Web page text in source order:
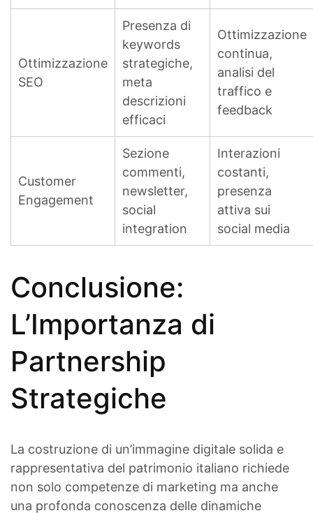
Ottimizzazione
SEO
Presenza di
keywords
strategiche,
meta
descrizioni
efficaci
Ottimizzazione
continua,
analisi del
traffico e
feedback
Customer
Engagement
Sezione
commenti,
newsletter,
social
integration
Interazioni
costanti,
presenza
attiva sui
social media
Conclusione:
L’Importanza di
Partnership
Strategiche
La costruzione di un’immagine digitale solida e
rappresentativa del patrimonio italiano richiede
non solo competenze di marketing ma anche
una profonda conoscenza delle dinamiche